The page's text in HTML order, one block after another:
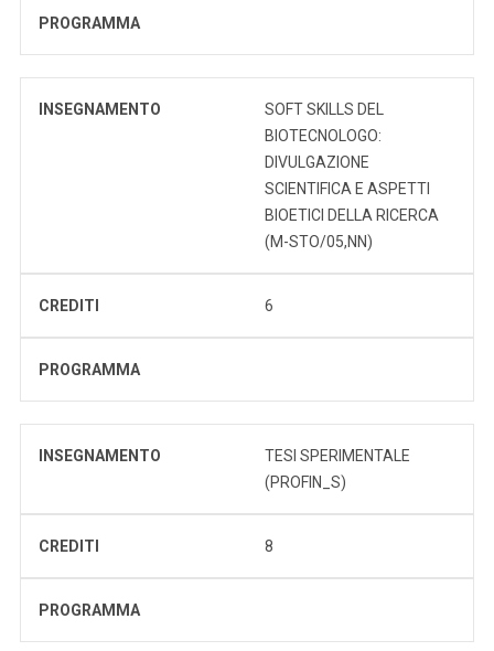
PROGRAMMA
INSEGNAMENTO
SOFT SKILLS DEL
BIOTECNOLOGO:
DIVULGAZIONE
SCIENTIFICA E ASPETTI
BIOETICI DELLA RICERCA
(M-STO/05,NN)
CREDITI 6
PROGRAMMA
INSEGNAMENTO
TESI SPERIMENTALE
(PROFIN_S)
CREDITI 8
PROGRAMMA